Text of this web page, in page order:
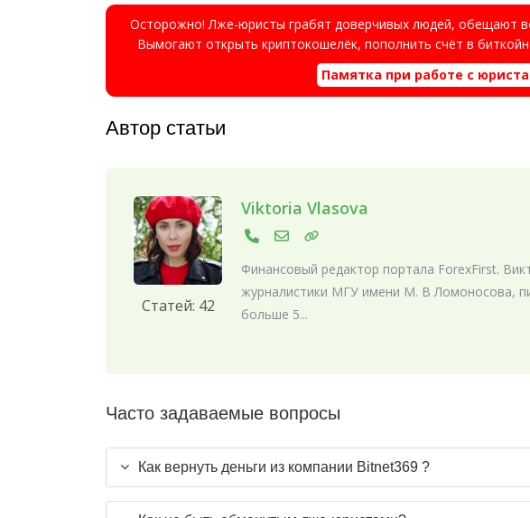
Осторожно! Лже-юристы грабят доверчивых людей, обещают
Вымогают открыть криптокошелёк, пополнить счёт в
Памятка при работе с
Автор статьи
Статей: 42
Viktoria Vlasova
Финансовый редактор портала ForexFirst.
журналистики МГУ имени М. В Ломоносова,
больше 5...
Часто задаваемые вопросы
Как вернуть деньги из компании Bitnet369 ?